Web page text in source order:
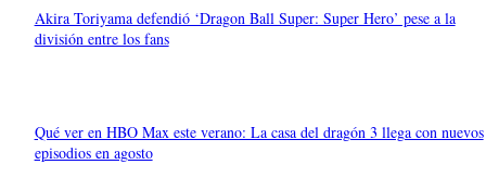
Akira Toriyama defendió ‘Dragon Ball Super: Super Hero’ pese a la
división entre los fans
Qué ver en HBO Max este verano: La casa del dragón 3 llega con nuevos
episodios en agosto